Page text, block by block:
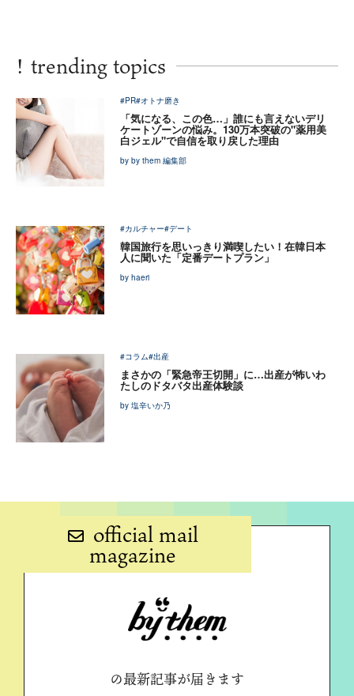
! trending topics
#PR#オトナ磨き
「気になる、この色…」誰にも言えないデリ
ケートゾーンの悩み。130万本突破の"薬用美
白ジェル"で自信を取り戻した理由
by by them 編集部
#カルチャー#デート
韓国旅行を思いっきり満喫したい！在韓日本
人に聞いた「定番デートプラン」
by haeri
#コラム#出産
まさかの「緊急帝王切開」に…出産が怖いわ
たしのドタバタ出産体験談
by 塩辛いか乃
official mail
magazine
の最新記事が届きます